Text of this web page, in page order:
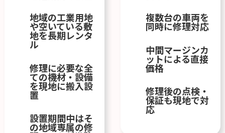
地域の工業用地
や空いている敷
地を長期レンタ
ル
修理に必要な全
ての機材・設備
を現地に搬入設
置
設置期間中はそ
の地域専属の修
複数台の車両を
同時に修理対応
中間マージンカ
ットによる直接
価格
修理後の点検・
保証も現地で対
応